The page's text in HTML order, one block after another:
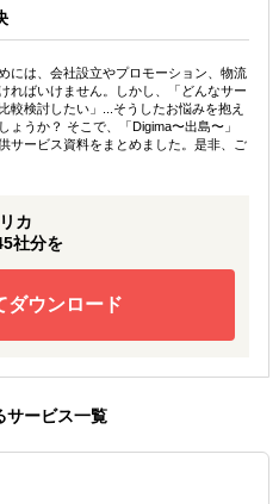
には、会社設立やプロモーション、物流
ればいけません。しかし、「どんなサー
較検討したい」...そうしたお悩みを抱え
うか？ そこで、「Digima〜出島〜」
サービス資料をまとめました。是非、ご
カ
社分を
ダウンロード
サービス一覧